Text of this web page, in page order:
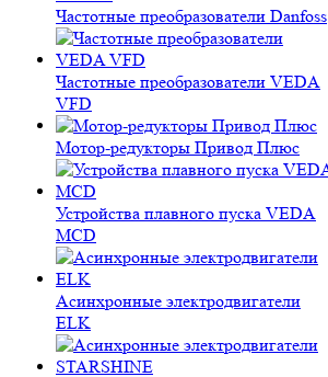
Частотные преобразователи Danfoss
Частотные преобразователи VEDA
VFD
Мотор-редукторы Привод Плюс
Устройства плавного пуска VEDA
MCD
Асинхронные электродвигатели
ELK